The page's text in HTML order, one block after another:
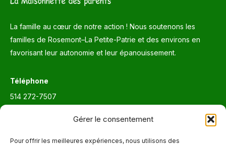
Gérer le consentement
Pour offrir les meilleures expériences, nous utilisons des
La famille au cœur de notre action ! Nous soutenons les
familles de Rosemont–La Petite-Patrie et des environs en
favorisant leur autonomie et leur épanouissement.
Téléphone
514 272-7507